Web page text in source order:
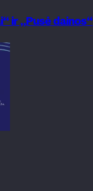
ir „Pusė dainos“